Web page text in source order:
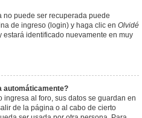
no puede ser recuperada puede
de ingreso (login) y haga clic en Olvidé
estará identificado nuevamente en muy
automáticamente?
ingresa al foro, sus datos se guardan en
de la página o al cabo de cierto